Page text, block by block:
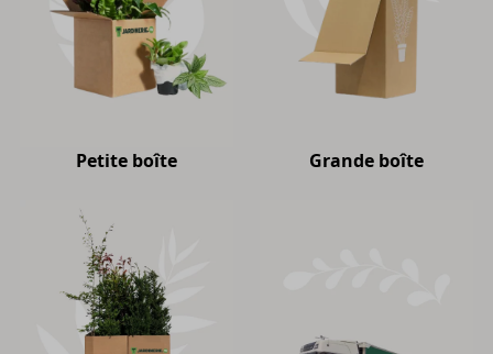
Petite boîte Grande boîte